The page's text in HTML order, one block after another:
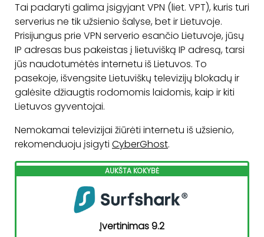
Tai padaryti galima įsigyjant VPN (liet. VPT), kuris turi
serverius ne tik užsienio šalyse, bet ir Lietuvoje.
Prisijungus prie VPN serverio esančio Lietuvoje, jūsų
IP adresas bus pakeistas į lietuvišką IP adresą, tarsi
jūs naudotumėtės internetu iš Lietuvos. To
pasekoje, išvengsite Lietuviškų televizijų blokadų ir
galėsite džiaugtis rodomomis laidomis, kaip ir kiti
Lietuvos gyventojai.
Nemokamai televizijai žiūrėti internetu iš užsienio,
rekomenduoju įsigyti CyberGhost.
AUKŠTA KOKYBĖ
Įvertinimas 9.2